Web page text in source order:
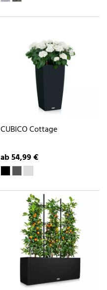
CUBICO Cottage
ab 54,99 €